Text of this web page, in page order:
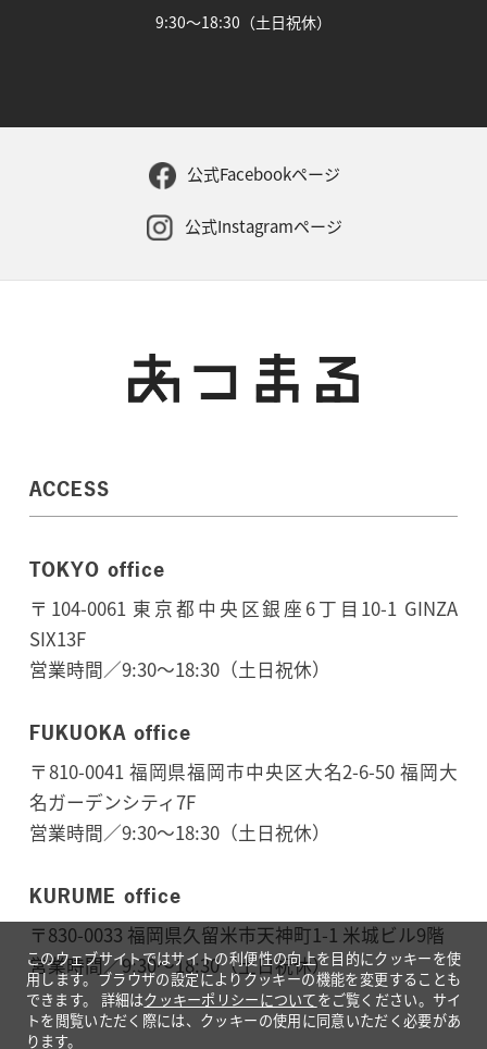
9:30～18:30（土日祝休）
公式Facebookページ
公式Instagramページ
ACCESS
TOKYO office
〒104-0061 東京都中央区銀座6丁目10-1 GINZA
SIX13F
営業時間／9:30～18:30（土日祝休）
FUKUOKA office
〒810-0041 福岡県福岡市中央区大名2-6-50 福岡大
名ガーデンシティ7F
営業時間／9:30～18:30（土日祝休）
KURUME office
〒830-0033 福岡県久留米市天神町1-1 米城ビル9階
営業時間／9:30〜18:30（土日祝休）
このウェブサイトではサイトの利便性の向上を目的にクッキーを使
用します。ブラウザの設定によりクッキーの機能を変更することも
できます。
詳細はクッキーポリシーについてをご覧ください。サイ
トを閲覧いただく際には、クッキーの使用に同意いただく必要があ
ります。